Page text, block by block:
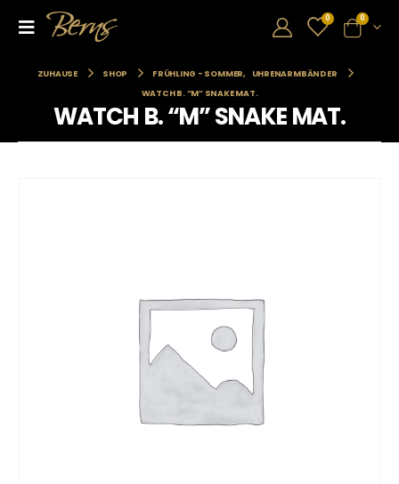
0 0
ZUHAUSE SHOP FRÜHLING - SOMMER,
UHRENARMBÄNDER
WATCH B. “M” SNAKE MAT.
WATCH B. “M” SNAKE MAT.